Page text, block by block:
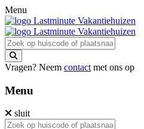
Menu
Vragen? Neem contact met ons op
Menu
sluit